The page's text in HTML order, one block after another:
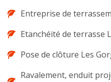
Entreprise de
Etanchéité de terrasse
Pose de clôture Les
Ravalement, enduit